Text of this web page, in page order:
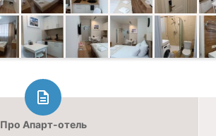
Про Апарт-отель